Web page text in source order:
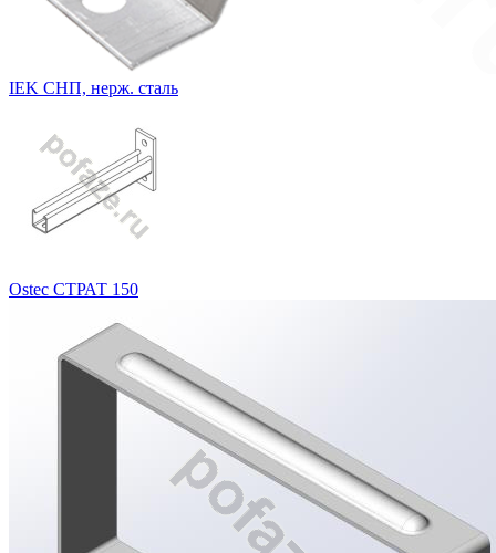
IEK СНП, нерж. сталь
Ostec СТРАТ 150